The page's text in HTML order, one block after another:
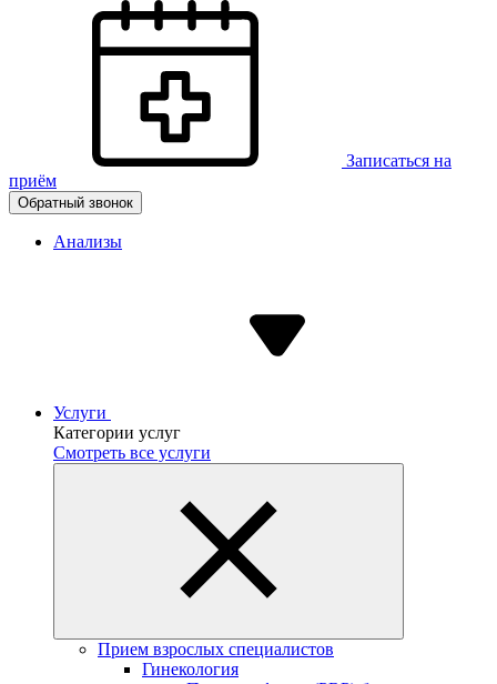
Записаться на
приём
Обратный звонок
Анализы
Услуги
Категории услуг
Смотреть все услуги
Прием взрослых специалистов
Гинекология